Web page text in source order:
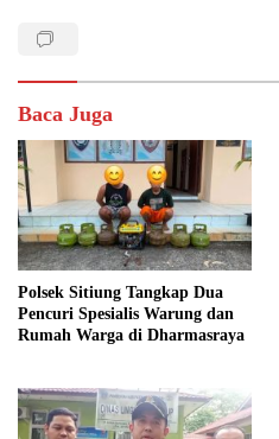
Baca Juga
Polsek Sitiung Tangkap Dua
Pencuri Spesialis Warung dan
Rumah Warga di Dharmasraya